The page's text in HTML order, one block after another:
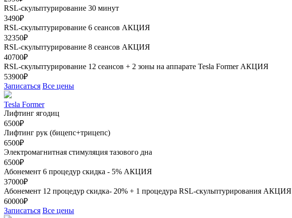
RSL-скульптурирование 30 минут
3490₽
RSL-скульптурирование 6 сеансов АКЦИЯ
32350₽
RSL-скульптурирование 8 сеансов АКЦИЯ
40700₽
RSL-скульптурирование 12 сеансов + 2 зоны на аппарате Tesla Former АКЦИЯ
53900₽
Записаться Все цены
Tesla Former
Лифтинг ягодиц
6500₽
Лифтинг рук (бицепс+трицепс)
6500₽
Электромагнитная стимуляция тазового дна
6500₽
Абонемент 6 процедур скидка - 5% АКЦИЯ
37000₽
Абонемент 12 процедур скидка- 20% + 1 процедура RSL-скульптурирования АКЦИЯ
60000₽
Записаться Все цены